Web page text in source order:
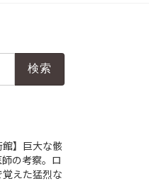
館】巨大な骸
の考察。ロ
えた猛烈な